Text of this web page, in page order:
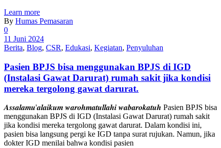
Learn more
By Humas Pemasaran
0
11 Juni 2024
Berita, Blog, CSR, Edukasi, Kegiatan, Penyuluhan
Pasien BPJS bisa menggunakan BPJS di IGD
(Instalasi Gawat Darurat) rumah sakit jika kondisi
mereka tergolong gawat darurat.
𝑨𝒔𝒔𝒂𝒍𝒂𝒎𝒖'𝒂𝒍𝒂𝒊𝒌𝒖𝒎 𝒘𝒂𝒓𝒐𝒉𝒎𝒂𝒕𝒖𝒍𝒍𝒂𝒉𝒊 𝒘𝒂𝒃𝒂𝒓𝒐𝒌𝒂𝒕𝒖𝒉 Pasien BPJS bisa
menggunakan BPJS di IGD (Instalasi Gawat Darurat) rumah sakit
jika kondisi mereka tergolong gawat darurat. Dalam kondisi ini,
pasien bisa langsung pergi ke IGD tanpa surat rujukan. Namun, jika
dokter IGD menilai bahwa kondisi pasien